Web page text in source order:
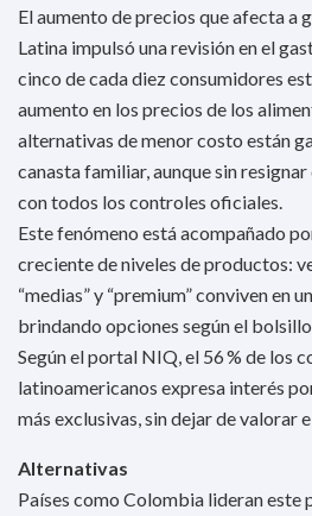
El aumento de precios que afecta a
Latina impulsó una revisión en el
cinco de cada diez consumidores
aumento en los precios de los
alternativas de menor costo están
canasta familiar, aunque sin
con todos los controles oficiales.
Este fenómeno está acompañado
creciente de niveles de productos:
“medias” y “premium” conviven en
brindando opciones según el
Según el portal NIQ, el 56 % de los
latinoamericanos expresa interés
más exclusivas, sin dejar de valorar
Alternativas
Países como Colombia lideran este